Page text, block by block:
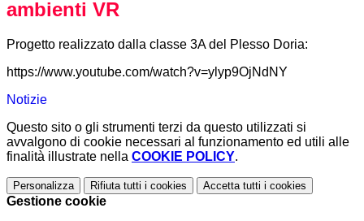
ambienti VR
Progetto realizzato dalla classe 3A del Plesso Doria:
https://www.youtube.com/watch?v=ylyp9OjNdNY
Notizie
Questo sito o gli strumenti terzi da questo utilizzati si
avvalgono di cookie necessari al funzionamento ed utili alle
finalità illustrate nella COOKIE POLICY.
Personalizza Rifiuta tutti i cookies Accetta tutti i cookies
Gestione cookie